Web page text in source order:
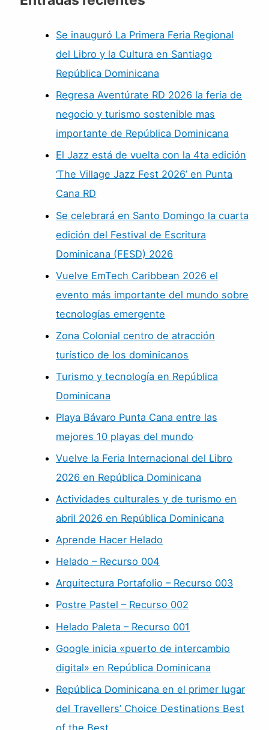
Se inauguró La Primera Feria Regional
del Libro y la Cultura en Santiago
República Dominicana
Regresa Aventúrate RD 2026 la feria de
negocio y turismo sostenible mas
importante de República Dominicana
El Jazz está de vuelta con la 4ta edición
‘The Village Jazz Fest 2026’ en Punta
Cana RD
Se celebrará en Santo Domingo la cuarta
edición del Festival de Escritura
Dominicana (FESD) 2026
Vuelve EmTech Caribbean 2026 el
evento más importante del mundo sobre
tecnologías emergente
Zona Colonial centro de atracción
turístico de los dominicanos
Turismo y tecnología en República
Dominicana
Playa Bávaro Punta Cana entre las
mejores 10 playas del mundo
Vuelve la Feria Internacional del Libro
2026 en República Dominicana
Actividades culturales y de turismo en
abril 2026 en República Dominicana
Aprende Hacer Helado
Helado – Recurso 004
Arquitectura Portafolio – Recurso 003
Postre Pastel – Recurso 002
Helado Paleta – Recurso 001
Google inicia «puerto de intercambio
digital» en República Dominicana
República Dominicana en el primer lugar
del Travellers’ Choice Destinations Best
of the Best